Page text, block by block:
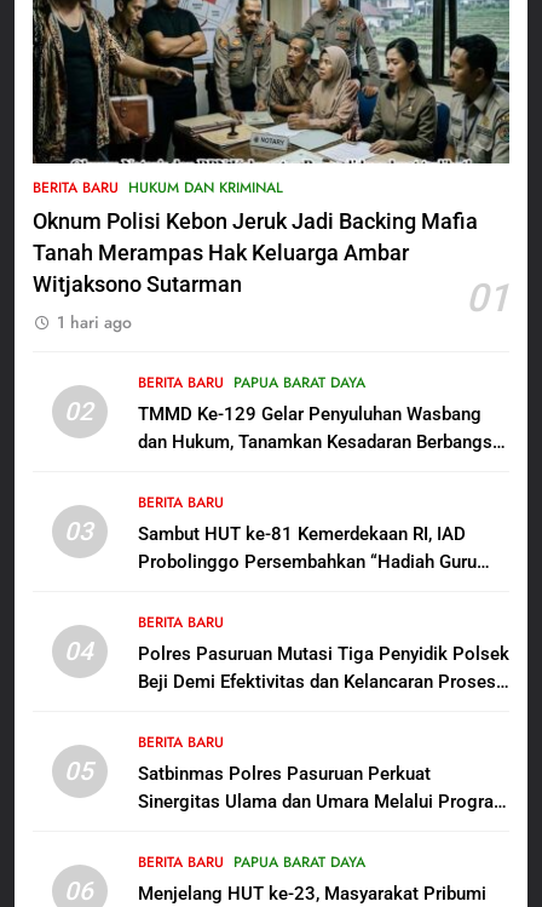
BERITA BARU HUKUM DAN KRIMINAL
Oknum Polisi Kebon Jeruk Jadi Backing Mafia
Tanah Merampas Hak Keluarga Ambar
Witjaksono Sutarman
01
1 hari ago
02
BERITA BARU PAPUA BARAT DAYA
TMMD Ke-129 Gelar Penyuluhan Wasbang
dan Hukum, Tanamkan Kesadaran Berbangsa
03
BERITA BARU
Sambut HUT ke-81 Kemerdekaan RI, IAD
Probolinggo Persembahkan “Hadiah Guru
Guru Non-ASN sebagai Pahlawan Bangsa
04
BERITA BARU
Polres Pasuruan Mutasi Tiga Penyidik Polsek
Beji Demi Efektivitas dan Kelancaran Proses
05
BERITA BARU
Satbinmas Polres Pasuruan Perkuat
Sinergitas Ulama dan Umara Melalui Program
06
BERITA BARU PAPUA BARAT DAYA
Menjelang HUT ke-23, Masyarakat Pribumi
Satbinmas Polres Pasuruan
Perkuat Sinergitas Ulama dan
Umara Melalui Program Rabu
Berguru di Ponpes Dalwa
BERITA BARU
6
Tugu Sejarah Trikora
Teminabuan
BERITA BARU PAPUA BARAT DAYA
Anggota Reskrim Polsek Beji,
Wujud Komitmen Transparansi
Penanganan Dugaan
BERITA BARU
Dansatgas TMMD dan Ketua
Persit Hadirkan Kebahagiaan
Anak Kampung Sesor
1
Oknum Polisi Kebon Jeruk Jadi
Hak Keluarga Ambar Witjaksono
Sutarman
BERITA BARU HUKUM DAN KRIMINAL